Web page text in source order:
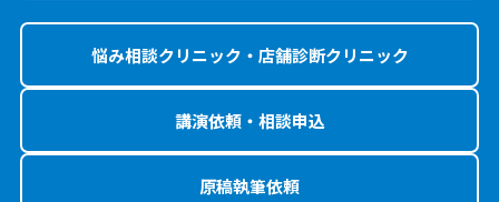
悩み相談クリニック・店舗診断クリニック
講演依頼・相談申込
原稿執筆依頼